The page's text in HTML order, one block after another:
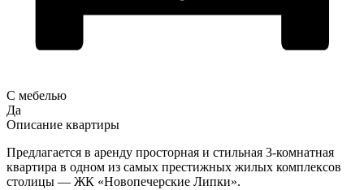
С мебелью
Да
Описание квартиры
Предлагается в аренду просторная и стильная 3-комнатная
квартира в одном из самых престижных жилых комплексов
столицы — ЖК «Новопечерские Липки».